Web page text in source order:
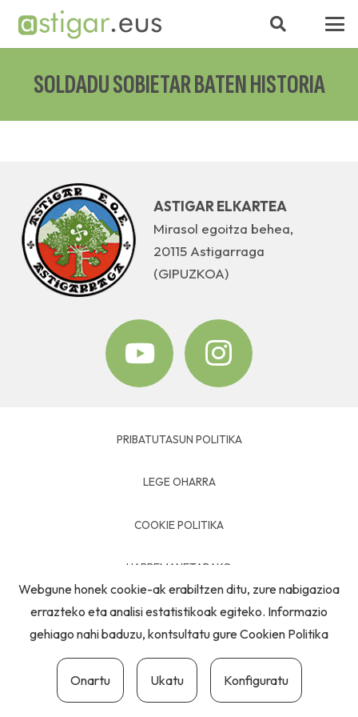
SOLDADU SOBIETAR BATEN HISTORIA
ASTIGAR ELKARTEA
Mirasol egoitza behea,
20115 Astigarraga
(GIPUZKOA)
PRIBATUTASUN POLITIKA
LEGE OHARRA
COOKIE POLITIKA
HARREMANETARAKO
Webgune honek cookie-ak erabiltzen ditu, zure nabigazioa
errazteko eta analisi estatistikoak egiteko. Informazio
gehiago nahi baduzu, kontsultatu gureCookien Politika
Onartu Ukatu Konfiguratu